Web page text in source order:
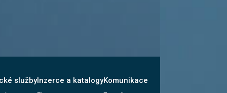
službyInzerce a katalogyKomunikace